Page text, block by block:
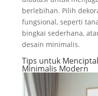
berlebihan. Pilih
fungsional, seperti
bingkai sederhana,
desain minimalis.
Tips untuk
Minimalis Modern